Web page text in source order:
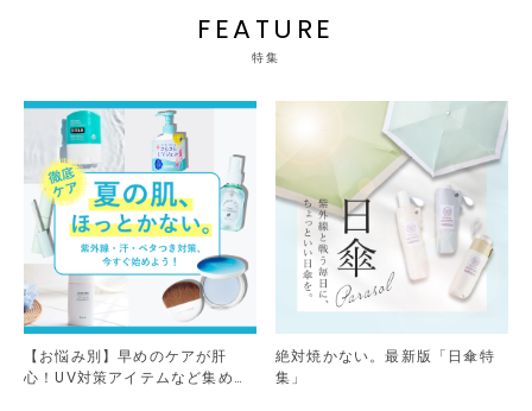
FEATURE
特集
【お悩み別】早めのケアが肝
心！UV対策アイテムなど集めま
絶対焼かない。最新版「日傘特
集」